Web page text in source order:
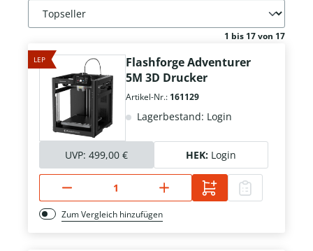
1 bis 17 von 17
LEP
Flashforge Adventurer
5M 3D Drucker
Artikel-Nr.: 161129
Lagerbestand: Login
UVP: 499,00 € HEK: Login
Zum Vergleich hinzufügen